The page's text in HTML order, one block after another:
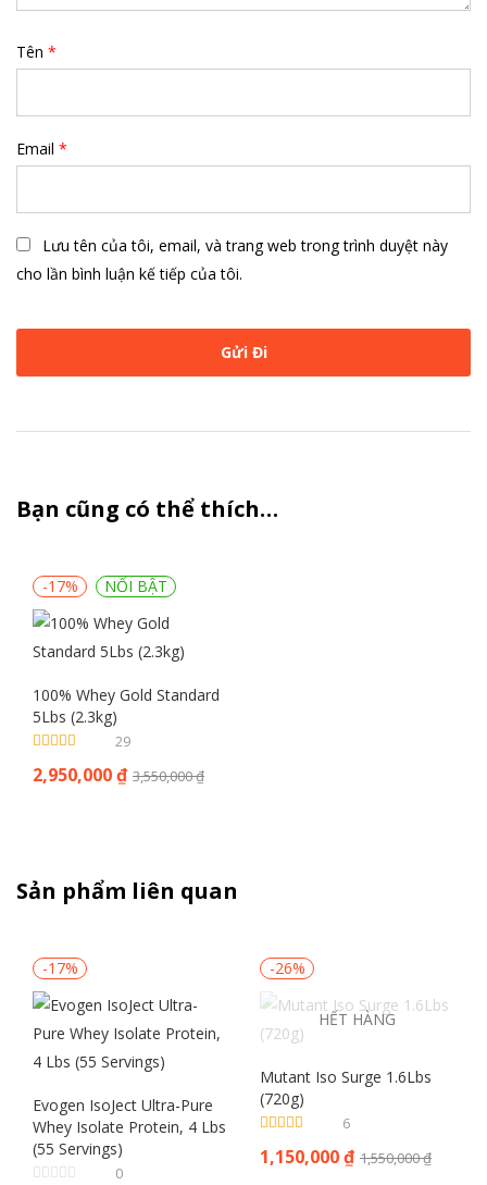
Tên *
Email *
Lưu tên của tôi, email, và trang web trong trình duyệt này
cho lần bình luận kế tiếp của tôi.
Bạn cũng có thể thích…
-17% NỔI BẬT
100% Whey Gold Standard
5Lbs (2.3kg)
hạng4.595
29
2,950,000₫ 3,550,000₫
Sản phẩm liên quan
-17%
Evogen IsoJect Ultra-Pure
Whey Isolate Protein, 4 Lbs
(55 Servings)
0
-26%
HẾT HÀNG
Mutant Iso Surge 1.6Lbs
(720g)
hạng4.835
6
1,150,000₫ 1,550,000₫